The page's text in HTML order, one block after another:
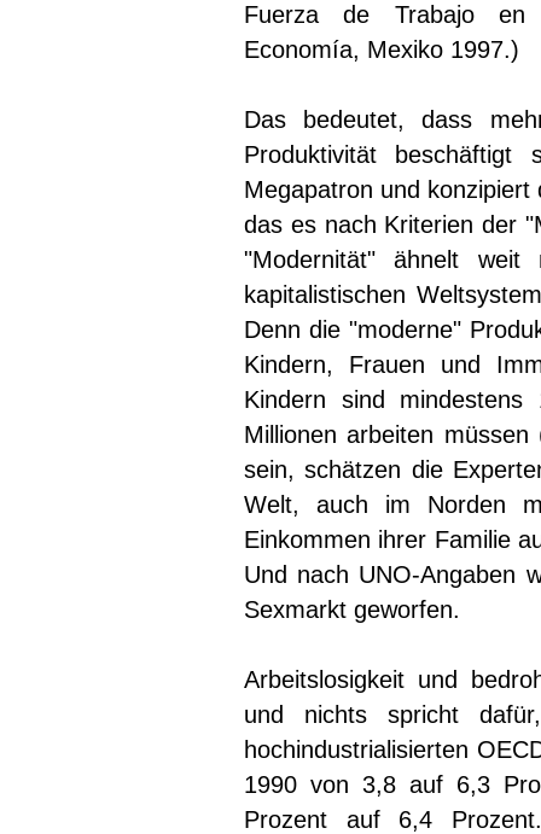
Fuerza de Trabajo en
Economía, Mexiko 1997.)
Das bedeutet, dass
Produktivität
Megapatron und
das es nach Kriterien der
"Modernität" ähnelt weit
kapitalistischen
Denn die "moderne"
Kindern, Frauen und
Kindern sind mindestens
Millionen arbeiten
sein, schätzen die
Welt, auch im Norden
Einkommen ihrer Familie
Und nach UNO-Angaben
Sexmarkt geworfen.
Arbeitslosigkeit und
und nichts spricht
hochindustrialisierten
1990 von 3,8 auf 6,3
Prozent auf 6,4